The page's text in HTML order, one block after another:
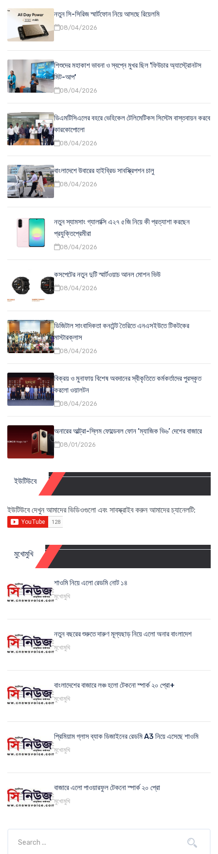
নতুন সি-সিরিজ স্মার্টফোন নিয়ে আসছে রিয়েলমি
08/04/2026
শিশুদের মহাকাশ ভাবনা ও স্বপ্নে মুখর ছিল 'ফিউচার অ্যাস্ট্রোনটস
মিট-আপ'
08/04/2026
ডিএমটিসিএলের বহরে ভেহিকেল টেলিমেটিকস সিস্টেম বাস্তবায়ন করবে
কারকোপোলো
08/04/2026
বাংলাদেশে উবারের হাইব্রিড সাবস্ক্রিপশন চালু
08/04/2026
নতুন স্যামসাং গ্যালাক্সি এ২৭ ৫জি নিয়ে কী প্রত্যাশা করছেন
প্রযুক্তিপ্রেমীরা
08/04/2026
কসপেটের নতুন দুটি স্মার্টওয়াচ আনল মোশন ভিউ
08/04/2026
ডিজিটাল সাংবাদিকতা কনটেন্ট তৈরিতে এনএসইউতে টিকটকের
মাস্টারক্লাস
08/04/2026
বিক্রয় ও মুনাফায় বিশেষ অবদানের স্বীকৃতিতে কর্মকর্তাদের পুরস্কৃত
করলো ওয়ালটন
08/04/2026
অনারের আল্ট্রা-স্লিম ফোল্ডেবল ফোন ‘ম্যাজিক ভি৬’ দেশের বাজারে
08/01/2026
ইউটিউবে
ইউটিউবে দেখুন আমাদের ভিডিওগুলো এবং সাবস্ক্রাইব করুন আমাদের চ্যানেলটি:
মুখোমুখি
শাওমি নিয়ে এলো রেডমি নোট ১৪
মুখোমুখি
নতুন বছরের শুরুতে দারুণ মূল্যছাড় নিয়ে এলো অনার বাংলাদেশ
মুখোমুখি
বাংলাদেশের বাজারে লঞ্চ হলো টেকনো স্পার্ক ২০ প্রো+
মুখোমুখি
প্রিমিয়াম গ্লাস ব্যাক ডিজাইনের রেডমি A3 নিয়ে এসেছে শাওমি
মুখোমুখি
বাজারে এলো পাওয়ারফুল টেকনো স্পার্ক ২০ প্রো
মুখোমুখি